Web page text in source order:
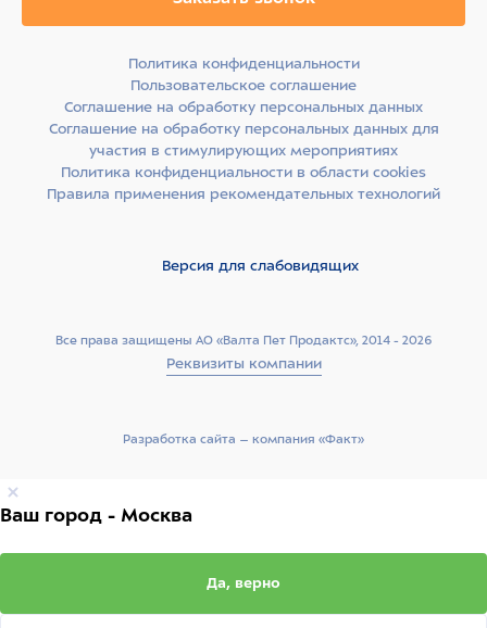
Все права защищены АО «Валта Пет Продактс», 2014 - 2026
Реквизиты компании
Политика конфиденциальности
Пользовательское соглашение
Соглашение на обработку персональных данных
Соглашение на обработку персональных данных для
участия в стимулирующих мероприятиях
Политика конфиденциальности в области cookies
Правила применения рекомендательных технологий
Версия для слабовидящих
Разработка сайта –­ компания «Факт»
Ваш город - Москва
Да, верно